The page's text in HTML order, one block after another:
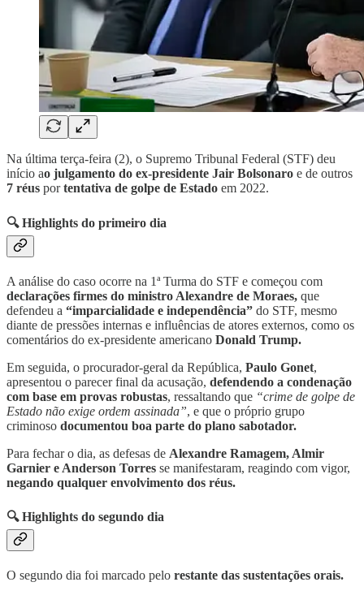
Na última terça-feira (2), o Supremo Tribunal Federal (STF) deu
início ao julgamento do ex-presidente Jair Bolsonaro e de outros
7 réus portentativa de golpe de Estado em 2022.
🔍 Highlights do primeiro dia
A análise do caso ocorre na 1ª Turma do STF e começou com
declarações firmes do ministro Alexandre de Moraes, que
defendeu a “imparcialidade e independência” do STF, mesmo
diante de pressões internas e influências de atores externos, como os
comentários do ex-presidente americano Donald Trump.
Em seguida, o procurador-geral da República, Paulo Gonet,
apresentou o parecer final da acusação, defendendo a condenação
com base em provas robustas, ressaltando que “crime de golpe de
Estado não exige ordem assinada”, e que o próprio grupo
criminoso documentou boa parte do plano sabotador.
Para fechar o dia, as defesas de Alexandre Ramagem, Almir
Garnier e Anderson Torres se manifestaram, reagindo com vigor,
negando qualquer envolvimento dos réus.
🔍 Highlights do segundo dia
O segundo dia foi marcado pelo restante das sustentações orais.